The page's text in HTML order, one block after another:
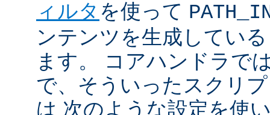
ィルタ を使って
ンテンツを生成してい
ます。 コアハンドラで
で、そういったスクリ
は 次のような設定を使